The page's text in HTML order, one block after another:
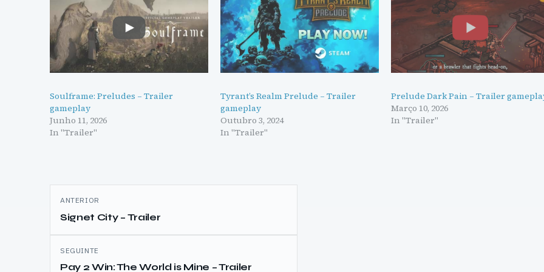
Soulframe: Preludes – Trailer
gameplay
Junho 11, 2026
In "Trailer"
Tyrant’s Realm Prelude – Trailer
gameplay
Outubro 3, 2024
In "Trailer"
Prelude Dark Pain – Trailer
Março 10, 2026
In "Trailer"
Navegação
de
artigos
ANTERIOR
Signet City – Trailer
SEGUINTE
Pay 2 Win: The World is Mine – Trailer